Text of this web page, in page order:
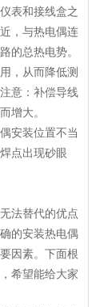
表和接线盒之
，与热电偶连
的总热电势。
，从而降低测
意：补偿导线
增大。
安装位置不当
点出现砂眼
法替代的优点
的安装热电偶
因素。下面根
希望能给大家